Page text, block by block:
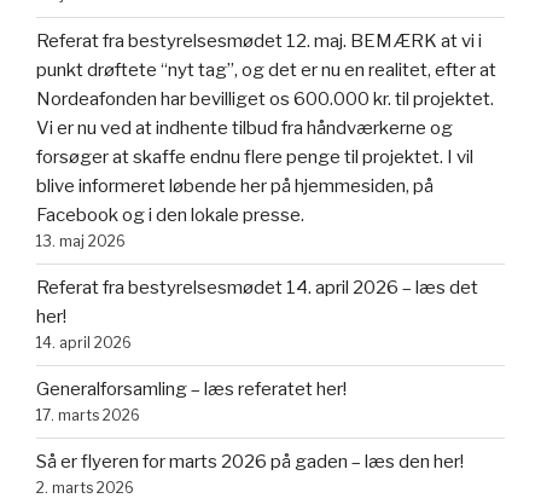
Referat fra bestyrelsesmødet 12. maj. BEMÆRK at vi i
punkt drøftete “nyt tag”, og det er nu en realitet, efter at
Nordeafonden har bevilliget os 600.000 kr. til projektet.
Vi er nu ved at indhente tilbud fra håndværkerne og
forsøger at skaffe endnu flere penge til projektet. I vil
blive informeret løbende her på hjemmesiden, på
Facebook og i den lokale presse.
13. maj 2026
Referat fra bestyrelsesmødet 14. april 2026 – læs det
her!
14. april 2026
Generalforsamling – læs referatet her!
17. marts 2026
Så er flyeren for marts 2026 på gaden – læs den her!
2. marts 2026